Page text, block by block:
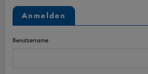
Anmelden
Benutzername